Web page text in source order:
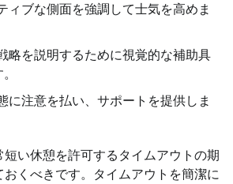
ィブな側面を強調して士気を高めま
略を説明するために視覚的な補助具
に注意を払い、サポートを提供しま
短い休憩を許可するタイムアウトの期
くべきです。タイムアウトを簡潔に